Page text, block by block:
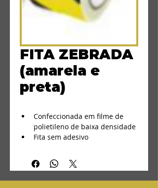
FITA ZEBRADA
(amarela e
preta)
Confeccionada em filme de
polietileno de baixa densidade
Fita sem adesivo
Largura: 70mm